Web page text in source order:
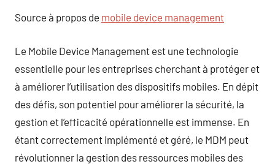
Source à propos de mobile device management
Le Mobile Device Management est une technologie
essentielle pour les entreprises cherchant à protéger et
à améliorer l’utilisation des dispositifs mobiles. En dépit
des défis, son potentiel pour améliorer la sécurité, la
gestion et l’efficacité opérationnelle est immense. En
étant correctement implémenté et géré, le MDM peut
révolutionner la gestion des ressources mobiles des